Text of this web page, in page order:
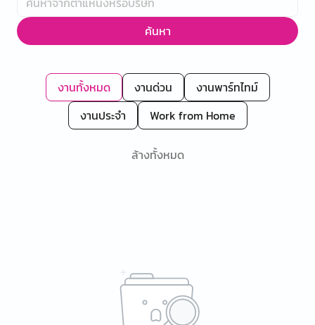
ค้นหา
งานทั้งหมด งานด่วน
งานพาร์ทไทม์
งานประจำ
Work from Home
ล้างทั้งหมด